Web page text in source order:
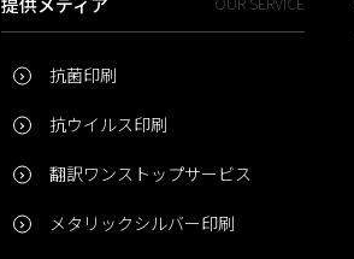
抗菌印刷
抗ウイルス印刷
翻訳ワンストップサービス
メタリックシルバー印刷